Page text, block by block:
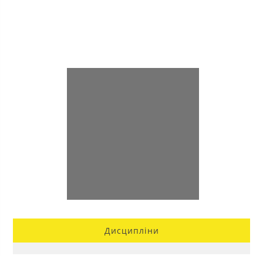
Дисципліни